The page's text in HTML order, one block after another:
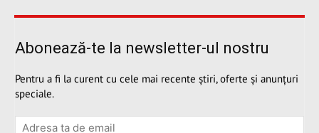
Abonează-te la newsletter-ul nostru
Pentru a fi la curent cu cele mai recente știri, oferte și anunțuri
speciale.